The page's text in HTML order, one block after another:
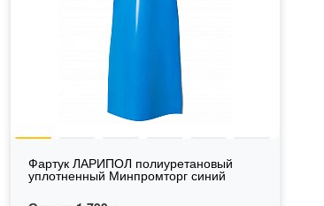
Фартук ЛАРИПОЛ полиуретановый
уплотненный Минпромторг синий